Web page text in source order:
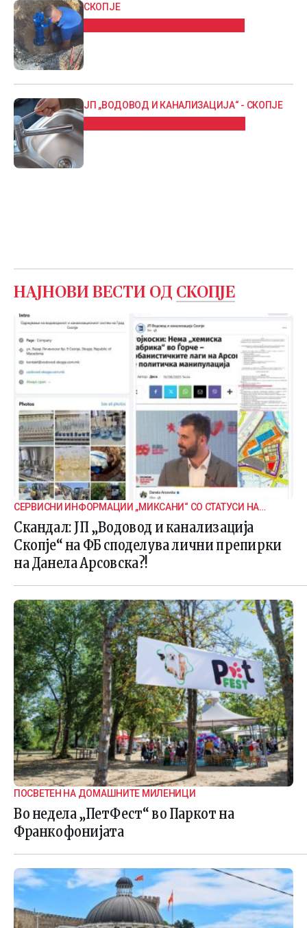
СКОПЈЕ
ЈП „ВОДОВОД И КАНАЛИЗАЦИЈА“ - СКОПЈЕ
НАЈНОВИ ВЕСТИ ОД СКОПЈЕ
СЕРВИСНИ ИНФОРМАЦИИ „МИКСАНИ“ СО СТАТУСИ НА
ДАНЕЛА
Скандал: ЈП „Водовод и канализација
Скопје“ на ФБ споделува лични препирки
на Данела Арсовска?!
ПОСВЕТЕН НА ДОМАШНИТЕ МИЛЕНИЦИ
Во недела „ПетФест“ во Паркот на
Франкофонијата